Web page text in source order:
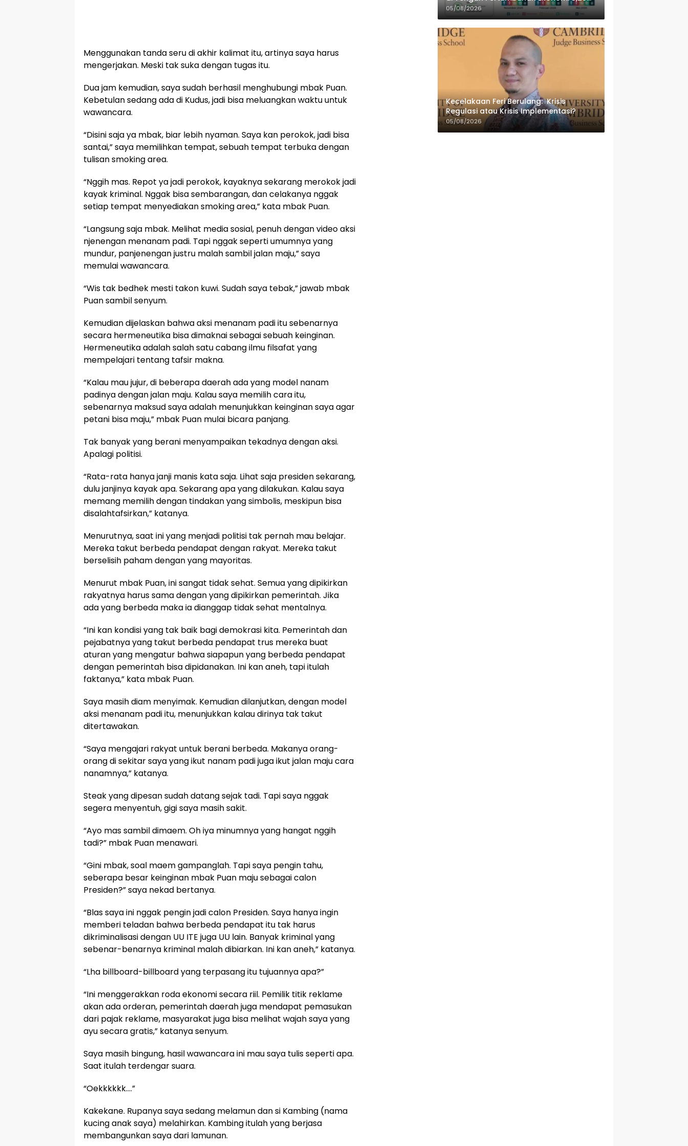
Menggunakan tanda seru di akhir kalimat itu, artinya saya harus
mengerjakan. Meski tak suka dengan tugas itu.
Dua jam kemudian, saya sudah berhasil menghubungi mbak Puan.
Kebetulan sedang ada di Kudus, jadi bisa meluangkan waktu untuk
wawancara.
“Disini saja ya mbak, biar lebih nyaman. Saya kan perokok, jadi bisa
santai,” saya memilihkan tempat, sebuah tempat terbuka dengan
tulisan smoking area.
“Nggih mas. Repot ya jadi perokok, kayaknya sekarang merokok jadi
kayak kriminal. Nggak bisa sembarangan, dan celakanya nggak
setiap tempat menyediakan smoking area,” kata mbak Puan.
“Langsung saja mbak. Melihat media sosial, penuh dengan video aksi
njenengan menanam padi. Tapi nggak seperti umumnya yang
mundur, panjenengan justru malah sambil jalan maju,” saya
memulai wawancara.
“Wis tak bedhek mesti takon kuwi. Sudah saya tebak,” jawab mbak
Puan sambil senyum.
Kemudian dijelaskan bahwa aksi menanam padi itu sebenarnya
secara hermeneutika bisa dimaknai sebagai sebuah keinginan.
Hermeneutika adalah salah satu cabang ilmu filsafat yang
mempelajari tentang tafsir makna.
“Kalau mau jujur, di beberapa daerah ada yang model nanam
padinya dengan jalan maju. Kalau saya memilih cara itu,
sebenarnya maksud saya adalah menunjukkan keinginan saya agar
petani bisa maju,” mbak Puan mulai bicara panjang.
Tak banyak yang berani menyampaikan tekadnya dengan aksi.
Apalagi politisi.
“Rata-rata hanya janji manis kata saja. Lihat saja presiden sekarang,
dulu janjinya kayak apa. Sekarang apa yang dilakukan. Kalau saya
memang memilih dengan tindakan yang simbolis, meskipun bisa
disalahtafsirkan,” katanya.
Menurutnya, saat ini yang menjadi politisi tak pernah mau belajar.
Mereka takut berbeda pendapat dengan rakyat. Mereka takut
berselisih paham dengan yang mayoritas.
Menurut mbak Puan, ini sangat tidak sehat. Semua yang dipikirkan
rakyatnya harus sama dengan yang dipikirkan pemerintah. Jika
ada yang berbeda maka ia dianggap tidak sehat mentalnya.
“Ini kan kondisi yang tak baik bagi demokrasi kita. Pemerintah dan
pejabatnya yang takut berbeda pendapat trus mereka buat
aturan yang mengatur bahwa siapapun yang berbeda pendapat
dengan pemerintah bisa dipidanakan. Ini kan aneh, tapi itulah
faktanya,” kata mbak Puan.
Saya masih diam menyimak. Kemudian dilanjutkan, dengan model
aksi menanam padi itu, menunjukkan kalau dirinya tak takut
ditertawakan.
“Saya mengajari rakyat untuk berani berbeda. Makanya orang-
orang di sekitar saya yang ikut nanam padi juga ikut jalan maju cara
nanamnya,” katanya.
Steak yang dipesan sudah datang sejak tadi. Tapi saya nggak
segera menyentuh, gigi saya masih sakit.
“Ayo mas sambil dimaem. Oh iya minumnya yang hangat nggih
tadi?” mbak Puan menawari.
“Gini mbak, soal maem gampanglah. Tapi saya pengin tahu,
seberapa besar keinginan mbak Puan maju sebagai calon
Presiden?” saya nekad bertanya.
“Blas saya ini nggak pengin jadi calon Presiden. Saya hanya ingin
memberi teladan bahwa berbeda pendapat itu tak harus
dikriminalisasi dengan UU ITE juga UU lain. Banyak kriminal yang
sebenar-benarnya kriminal malah dibiarkan. Ini kan aneh,” katanya.
“Lha billboard-billboard yang terpasang itu tujuannya apa?”
“Ini menggerakkan roda ekonomi secara riil. Pemilik titik reklame
akan ada orderan, pemerintah daerah juga mendapat pemasukan
dari pajak reklame, masyarakat juga bisa melihat wajah saya yang
ayu secara gratis,” katanya senyum.
Saya masih bingung, hasil wawancara ini mau saya tulis seperti apa.
Saat itulah terdengar suara.
“Oekkkkkk….”
Kakekane. Rupanya saya sedang melamun dan si Kambing (nama
kucing anak saya) melahirkan. Kambing itulah yang berjasa
membangunkan saya dari lamunan.
Persen
05/08/2026
Kecelakaan Feri Berulang: Krisis
Regulasi atau Krisis Implementasi?
05/08/2026